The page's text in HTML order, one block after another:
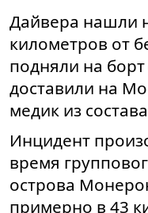
Дайвера нашли
километров от
подняли на борт
доставили на
медик из
Инцидент
время
острова
примерно в 43